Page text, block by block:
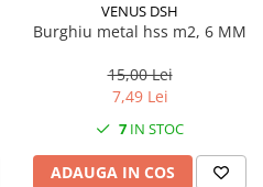
VENUS DSH
Burghiu metal hss m2, 6 MM
15,00 Lei
7,49 Lei
7 IN STOC
ADAUGA IN COS